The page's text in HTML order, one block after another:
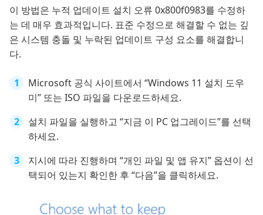
이 방법은 누적 업데이트 설치 오류 0x800f0983를 수정하
는 데 매우 효과적입니다. 표준 수정으로 해결할 수 없는 깊
은 시스템 충돌 및 누락된 업데이트 구성 요소를 해결합니
다.
Microsoft 공식 사이트에서 “Windows 11 설치 도우
미” 또는 ISO 파일을 다운로드하세요.
설치 파일을 실행하고 “지금 이 PC 업그레이드”를 선택
하세요.
지시에 따라 진행하며 “개인 파일 및 앱 유지” 옵션이 선
택되어 있는지 확인한 후 “다음”을 클릭하세요.